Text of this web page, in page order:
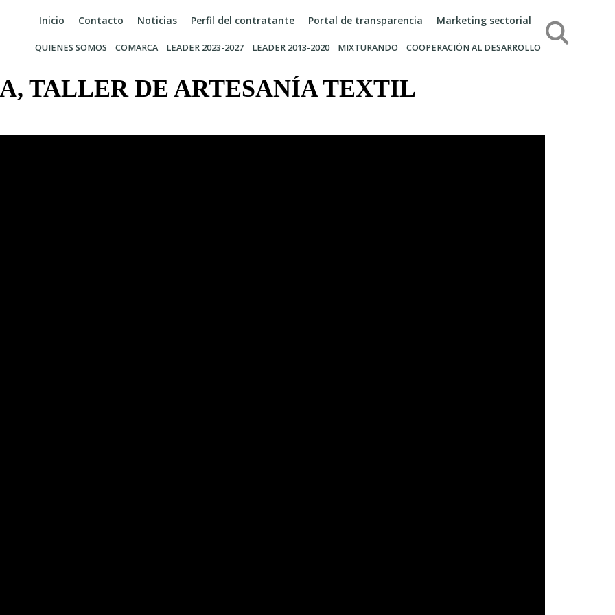
Inicio Contacto Noticias Perfil del contratante Portal de transparencia Marketing sectorial
QUIENES SOMOS COMARCA LEADER 2023-2027 LEADER 2013-2020 MIXTURANDO COOPERACIÓN AL DESARROLLO
Búsqueda
TALLER DE ARTESANÍA TEXTIL